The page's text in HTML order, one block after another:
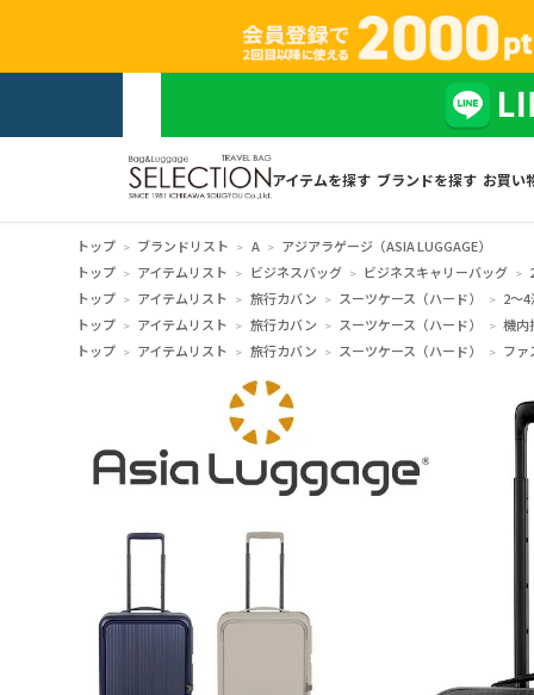
アイテムを探す ブランドを探す お買い
トップ ブランドリスト A
アジアラゲージ（ASIA LUGGAGE）
トップ
アイテムリスト ビジネスバッグ ビジネスキャリーバッグ
トップ
アイテムリスト 旅行カバン スーツケース（ハード）
2～
トップ
アイテムリスト 旅行カバン スーツケース（ハード）
機内
トップ
アイテムリスト 旅行カバン スーツケース（ハード） ファ